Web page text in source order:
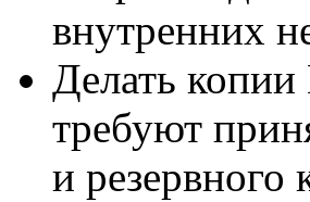
внутренних
Делать
требуют
и резервного